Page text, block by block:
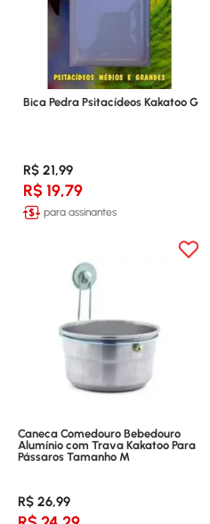
Bica Pedra Psitacídeos Kakatoo G
R$ 21,99
R$ 19,79
para assinantes
Caneca Comedouro Bebedouro
Alumínio com Trava Kakatoo Para
Pássaros Tamanho M
R$ 26,99